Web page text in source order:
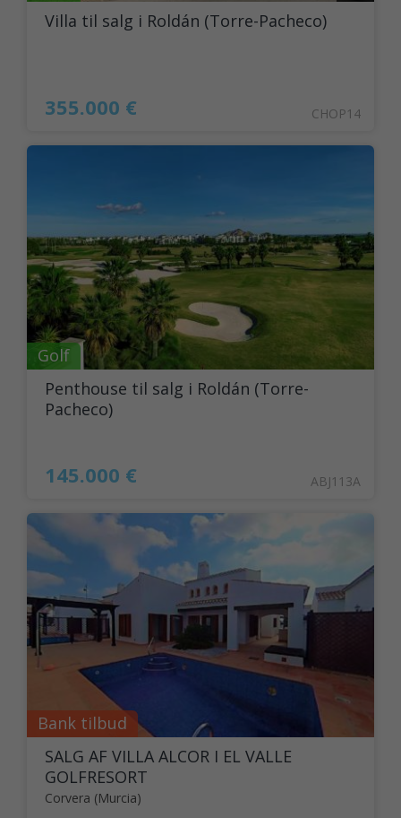
Villa til salg i Roldán (Torre-Pacheco)
355.000 € CHOP14
Golf
Penthouse til salg i Roldán (Torre-
Pacheco)
145.000 € ABJ113A
Bank tilbud
SALG AF VILLA ALCOR I EL VALLE
GOLFRESORT
Corvera (Murcia)